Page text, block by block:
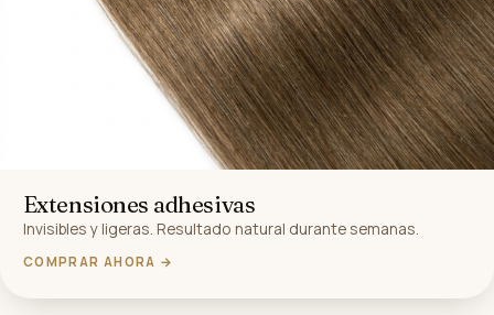
Extensiones adhesivas
Invisibles y ligeras. Resultado natural durante semanas.
COMPRAR AHORA →